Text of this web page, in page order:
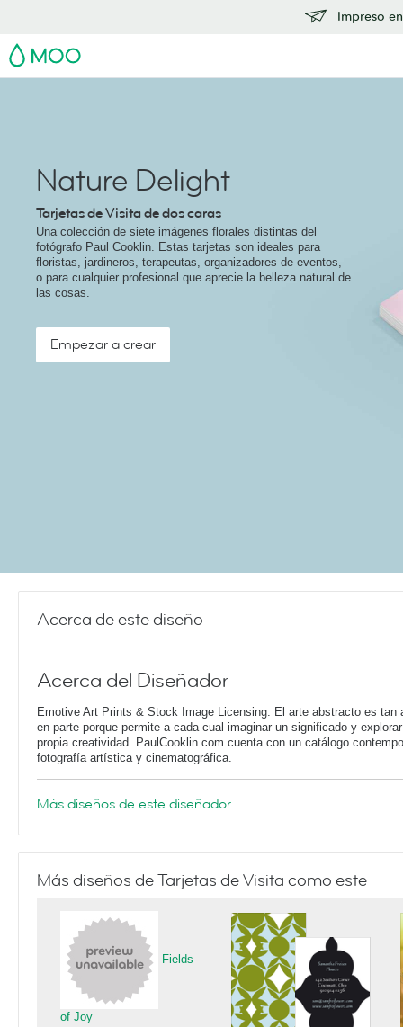
Impreso
MOO
Nature Delight
Tarjetas de Visita de dos caras
Una colección de siete imágenes florales distintas del
fotógrafo Paul Cooklin. Estas tarjetas son ideales para
floristas, jardineros, terapeutas, organizadores de eventos,
o para cualquier profesional que aprecie la belleza natural de
las cosas.
Empezar a crear
Acerca de este diseño
Acerca del Diseñador
Emotive Art Prints & Stock Image Licensing. El arte abstracto es tan
en parte porque permite a cada cual imaginar un significado y
propia creatividad. PaulCooklin.com cuenta con un catálogo
fotografía artística y cinematográfica.
Más diseños de este diseñador
Más diseños de Tarjetas de Visita como este
Fields
of Joy